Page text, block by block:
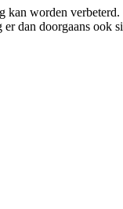
kan worden
dan doorgaans ook